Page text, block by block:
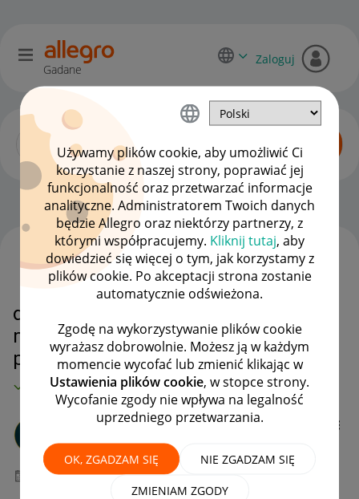
Używamy plików cookie, aby umożliwić Ci
korzystanie z naszej strony, poprawiać jej
funkcjonalność oraz przetwarzać informacje
analityczne. Administratorem Twoich danych
będzie Allegro oraz niektórzy partnerzy, z
którymi współpracujemy. Kliknij tutaj, aby
dowiedzieć się więcej o tym, jak korzystamy z
plików cookie. Po akceptacji strona zostanie
automatycznie odświeżona.
Zgodę na wykorzystywanie plików cookie
wyrażasz dobrowolnie. Możesz ją w każdym
momencie wycofać lub zmienić klikając w
Ustawienia plików cookie, w stopce strony.
Wycofanie zgody nie wpływa na legalność
uprzedniego przetwarzania.
OK, ZGADZAM SIĘ NIE ZGADZAM SIĘ
ZMIENIAM ZGODY
Gadane
Zaloguj
Allegro One dla kupujących OPCJE
dlaczego Allegro SAM zmienia
miejsce dostawy na inny
paczkomat ?
MAMY ROZWIĄZANIE!
kitchener1
#9 Pomysłodawca
‎29-09-2023 10:25
WSZYSTKIE TEMATY